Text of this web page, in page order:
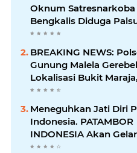
Oknum Satresnarkoba
Bengkalis Diduga
Barang Bukti Hingga
BREAKING NEWS:
Gunung Malela
Lokalisasi Bukit
Perempuan Menangis
Diciduk Bersama Sabu
Meneguhkan Jati Diri
Indonesia. PATAMBOR
INDONESIA Akan Gelar
RAKERNAS II Di Jakarta.